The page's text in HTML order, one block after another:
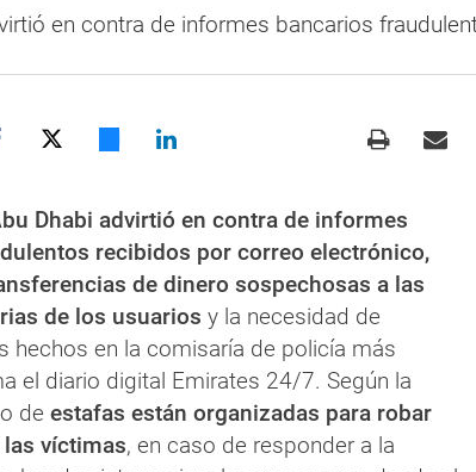
en contra de informes bancarios
Dhabi advirtió en contra de informes
recibidos por correo electrónico,
de dinero sospechosas a las
de los usuarios y la necesidad de
hechos en la comisaría de policía más
el diario digital Emirates 24/7. Según la
de estafas están organizadas para robar
víctimas, en caso de responder a la